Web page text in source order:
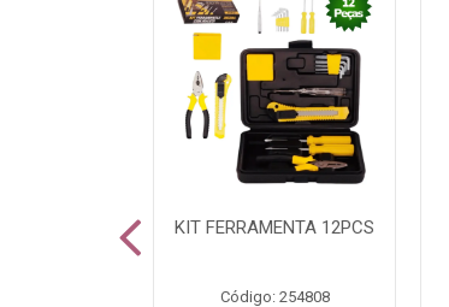
KIT FERRAMENTA 12PCS
Código: 254808